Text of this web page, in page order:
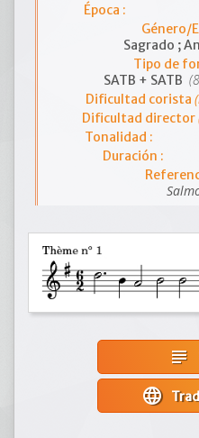
Época :
Género/
Sagrado ;
Tipo de
SATB + SATB
Dificultad corista
Dificultad director
Tonalidad :
Duración :
subject
language